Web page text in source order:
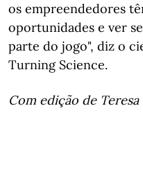
os empreendedores
oportunidades e ver
parte do jogo", diz o
Turning Science.
Com edição de Teresa